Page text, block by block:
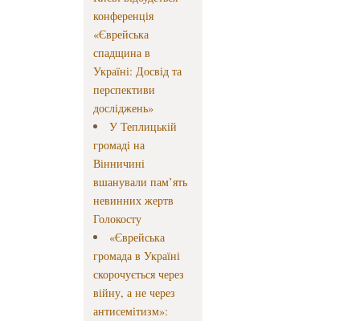
конференція
«Єврейська
спадщина в
Україні: Досвід та
перспективи
досліджень»
У Теплицькій
громаді на
Вінничині
вшанували пам’ять
невинних жертв
Голокосту
«Єврейська
громада в Україні
скорочується через
війну, а не через
антисемітизм»: